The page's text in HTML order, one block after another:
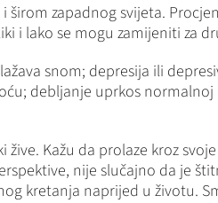
zapadnog svijeta.
i lako se mogu zamijeniti za
snom; depresija ili
debljanje uprkos
Kažu da prolaze kroz
nije slučajno da je
kretanja naprijed u životu.